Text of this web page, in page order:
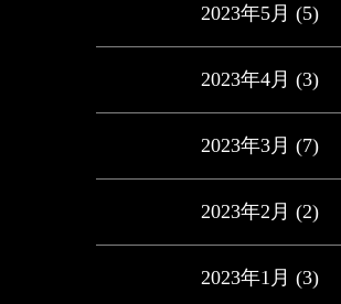
2023年5月 (5)
2023年4月 (3)
2023年3月 (7)
2023年2月 (2)
2023年1月 (3)